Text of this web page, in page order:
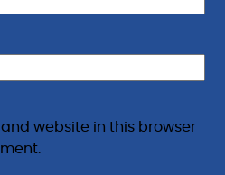
website in this browser